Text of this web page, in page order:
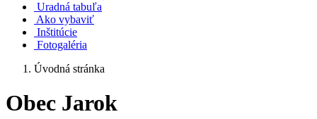
Uradná tabuľa
Ako vybaviť
Inštitúcie
Fotogaléria
Úvodná stránka
Obec Jarok